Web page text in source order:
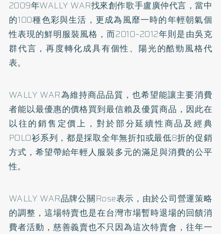
2009年WALLY WAR找來創作歌手盧廣仲代言，當中
的100種色彩與生活，更成為風靡一時的年輕朝氣個
性表現的鮮明服裝風格，而2010~2012年則是由吳克
群代言，再度轉化成具有個性、陽光的酷勁風格代
表。
WALLY WAR為維持商品品質，也希望能讓主要消費
者能以最優惠的價格買到最信賴及優質商品，因此在
以往的銷售定價上，對於部分延續性商品及經典
POLO衫系列，都是採取全年無折扣或最低8折的促銷
方式，希望帶給年輕人服裝多元的滿足與消費的公平
性。
WALLY WAR品牌公關Rose表示，由於公司營運策略
的調整，這場特賣也是在台灣市場暫時退場的回饋消
費者活動，慈善義賣也不只因為這次特賣會，往年一